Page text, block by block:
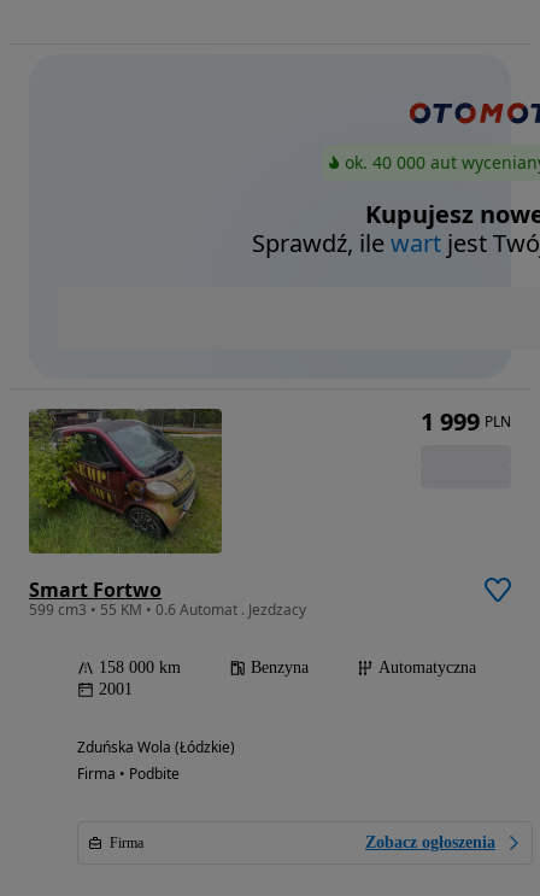
ok. 40 000 aut
Kupujesz
Sprawdź, ilewart jest
Smart Fortwo
599 cm3 • 55 KM • 0.6 Automat . Jezdzacy
158 000 km Benzyna
Automatyczna
2001
Zduńska Wola (Łódzkie)
Firma • Podbite
Firma Zobacz ogłoszenia
1 999 PLN